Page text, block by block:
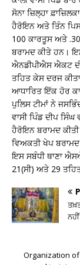
ਸੋਨਾ ਜ਼ਿਲ੍ਹਾ
ਹੈਰੋਇਨ ਅਤੇ ਤਿੰਨ
100 ਕਾਰਤੂਸ ਅਤੇ
ਬਰਾਮਦ ਕੀਤੇ ਹਨ।
ਐਨਡੀਪੀਐਸ ਐਕਟ
ਤਹਿਤ ਕੇਸ ਦਰਜ
ਆਧਾਰਿਤ ਇੱਕ ਹੋਰ
ਪੁਲਿਸ ਟੀਮਾਂ ਨੇ
ਵਾਸੀ ਪਿੰਡ ਦੀਪ
ਹੈਰੋਇਨ ਬਰਾਮਦ
ਵਿਅਕਤੀ ਖੇਪ
ਇਸ ਸਬੰਧੀ ਥਾਣਾ
21(ਸੀ) ਅਤੇ 29
Organization